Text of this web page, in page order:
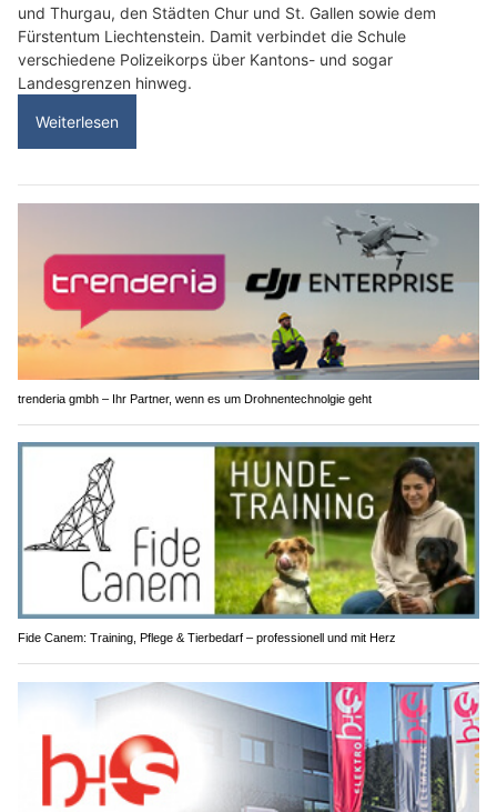
und Thurgau, den Städten Chur und St. Gallen sowie dem
Fürstentum Liechtenstein. Damit verbindet die Schule
verschiedene Polizeikorps über Kantons- und sogar
Landesgrenzen hinweg.
Weiterlesen
trenderia gmbh – Ihr Partner, wenn es um Drohnentechnolgie geht
Fide Canem: Training, Pflege & Tierbedarf – professionell und mit Herz